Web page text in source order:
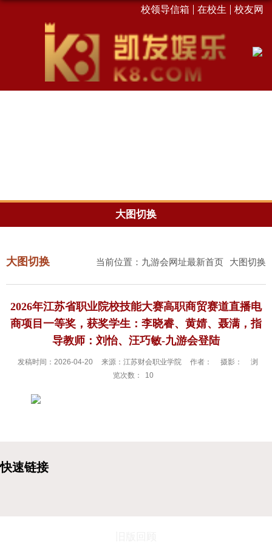
校领导信箱 在校生 校友网
大图切换
当前位置： 九游会网址最新首页 大图切换
大图切换
2026年江苏省职业院校技能大赛高职商贸赛道直播电
商项目一等奖，获奖学生：李晓睿、黄婧、聂满，指
导教师：刘怡、汪巧敏-九游会登陆
发稿时间：2026-04-20 来源：江苏财会职业学院 作者： 摄影：
浏
览次数：
10